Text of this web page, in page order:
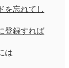
登録すれば
は
を忘れてし